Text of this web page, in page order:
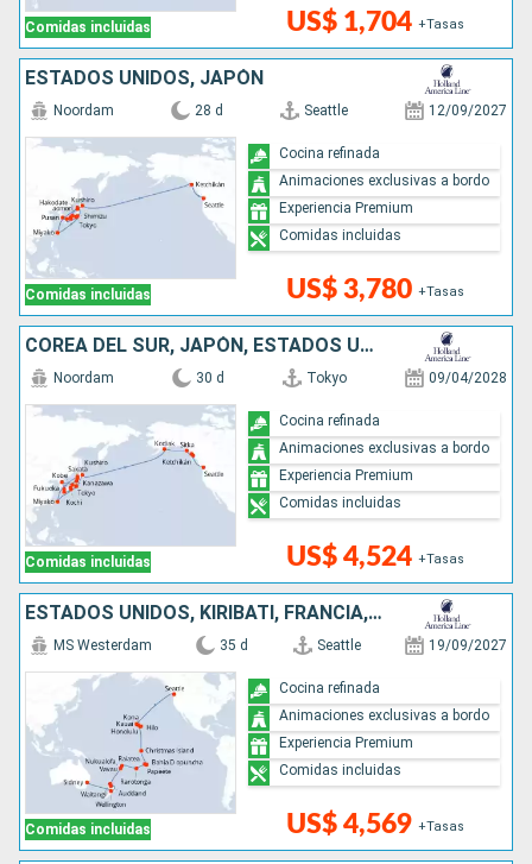
Comidas incluidas US$ 1,704 +Tasas
ESTADOS UNIDOS, JAPÓN
Comidas incluidas
Noordam 28 d Seattle 12/09/2027
US$ 3,780 +Tasas
Cocina refinada
Animaciones exclusivas a bordo
Experiencia Premium
Comidas incluidas
COREA DEL SUR, JAPÓN, ESTADOS UNIDOS
Comidas incluidas
Noordam 30 d Tokyo 09/04/2028
US$ 4,524 +Tasas
Cocina refinada
Animaciones exclusivas a bordo
Experiencia Premium
Comidas incluidas
ESTADOS UNIDOS, KIRIBATI, FRANCIA, ILES COOK, TONGA, NUEVA ZELANDA, AUSTRALIA
Comidas incluidas
MS Westerdam 35 d Seattle 19/09/2027
US$ 4,569 +Tasas
Cocina refinada
Animaciones exclusivas a bordo
Experiencia Premium
Comidas incluidas